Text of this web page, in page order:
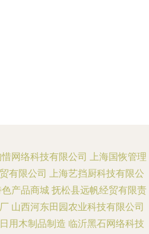
网络科技有限公司 上海国恢管理
有限公司 上海艺挡厨科技有限公
产品商城 抚松县远帆经贸有限责
山西河东田园农业科技有限公司
日用木制品制造 临沂黑石网络科技